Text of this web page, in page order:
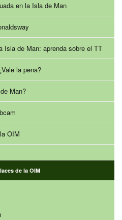
en la Isla de Man
Isla de Man: aprenda sobre el TT
la pena?
Man?
OIM
de la OIM